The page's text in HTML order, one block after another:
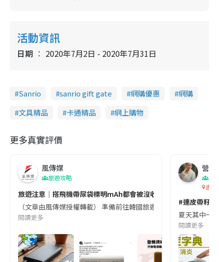
活動資訊
日期 2020年7月2日 - 2020年7月31日
Sanrio sanrio gift gate 網購優惠
網購
文具精品
卡通精品 網上購物
更多真實評價
風傳媒
旅遊攻略
旅遊注意｜搭飛機帶尿袋標明mAh都會被沒收😱出發前切記檢查
（文章由風傳媒授權轉載） 準備前往韓國旅遊的民眾，近期要
閱讀更多
營養
香港
#連皮帶籽
夏天其中一
閱讀更多